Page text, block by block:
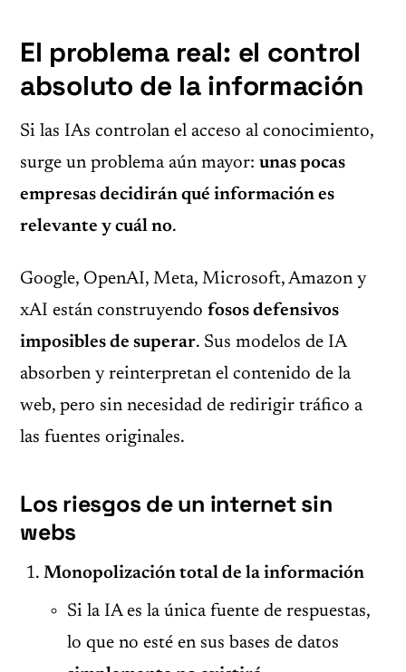
El problema real: el control
absoluto de la información
Si las IAs controlan el acceso al conocimiento,
surge un problema aún mayor: unas pocas
empresas decidirán qué información es
relevante y cuál no.
Google, OpenAI, Meta, Microsoft, Amazon y
xAI están construyendo fosos defensivos
imposibles de superar. Sus modelos de IA
absorben y reinterpretan el contenido de la
web, pero sin necesidad de redirigir tráfico a
las fuentes originales.
Los riesgos de un internet sin
webs
Monopolización total de la información
Si la IA es la única fuente de respuestas,
lo que no esté en sus bases de datos